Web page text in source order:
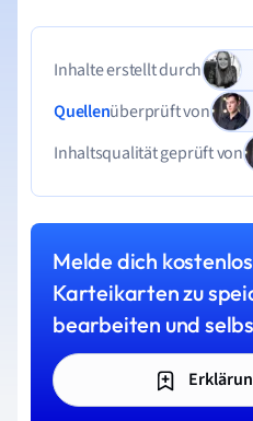
Inhalte erstellt durch
Quellenüberprüft von
Inhaltsqualität geprüft von
Melde dich
Karteikarten zu
bearbeiten und